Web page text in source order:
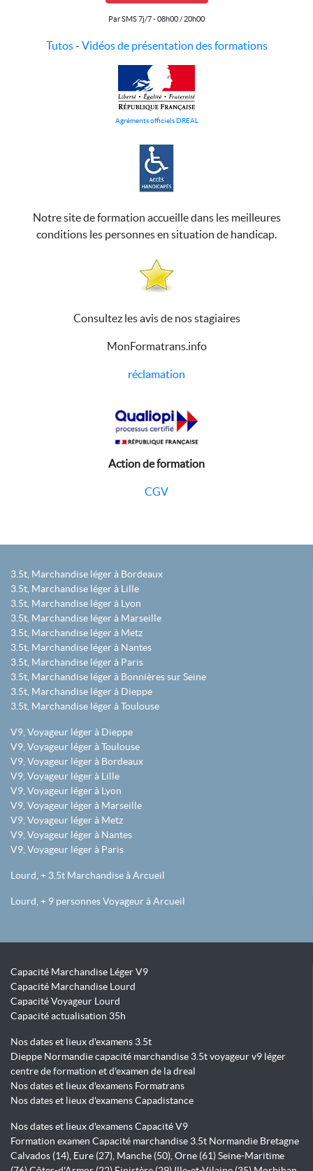
Par SMS 7j/7 - 08h00 / 20h00
Tutos- Vidéos de présentation des formations
Agréments officiels DREAL
Notre site de formation accueille dans les meilleures
conditions les personnes en situation de handicap.
Consultez les avis de nos stagiaires
MonFormatrans.info
réclamation
Action de formation
CGV
3.5t, Marchandise léger à Bordeaux
3.5t, Marchandise léger à Lille
3.5t, Marchandise léger à Lyon
3.5t, Marchandise léger à Marseille
3.5t, Marchandise léger à Metz
3.5t, Marchandise léger à Nantes
3.5t, Marchandise léger à Paris
3.5t, Marchandise léger à Bonnières sur Seine
3.5t, Marchandise léger à Dieppe
3.5t, Marchandise léger à Toulouse
V9, Voyageur léger à Dieppe
V9, Voyageur léger à Toulouse
V9, Voyageur léger à Bordeaux
V9, Voyageur léger à Lille
V9, Voyageur léger à Lyon
V9, Voyageur léger à Marseille
V9, Voyageur léger à Metz
V9, Voyageur léger à Nantes
V9, Voyageur léger à Paris
Lourd, + 3.5t Marchandise à Arcueil
Lourd, + 9 personnes Voyageur à Arcueil
Capacité Marchandise Léger V9
Capacité Marchandise Lourd
Capacité Voyageur Lourd
Capacité actualisation 35h
Nos dates et lieux d'examens 3.5t
Dieppe Normandie capacité marchandise 3.5t voyageur v9 léger
centre de formation et d'examen de la dreal
Nos dates et lieux d'examens Formatrans
Nos dates et lieux d'examens Capadistance
Nos dates et lieux d'examens Capacité V9
Formation examen Capacité marchandise 3.5t Normandie Bretagne
Calvados (14), Eure (27), Manche (50), Orne (61) Seine-Maritime